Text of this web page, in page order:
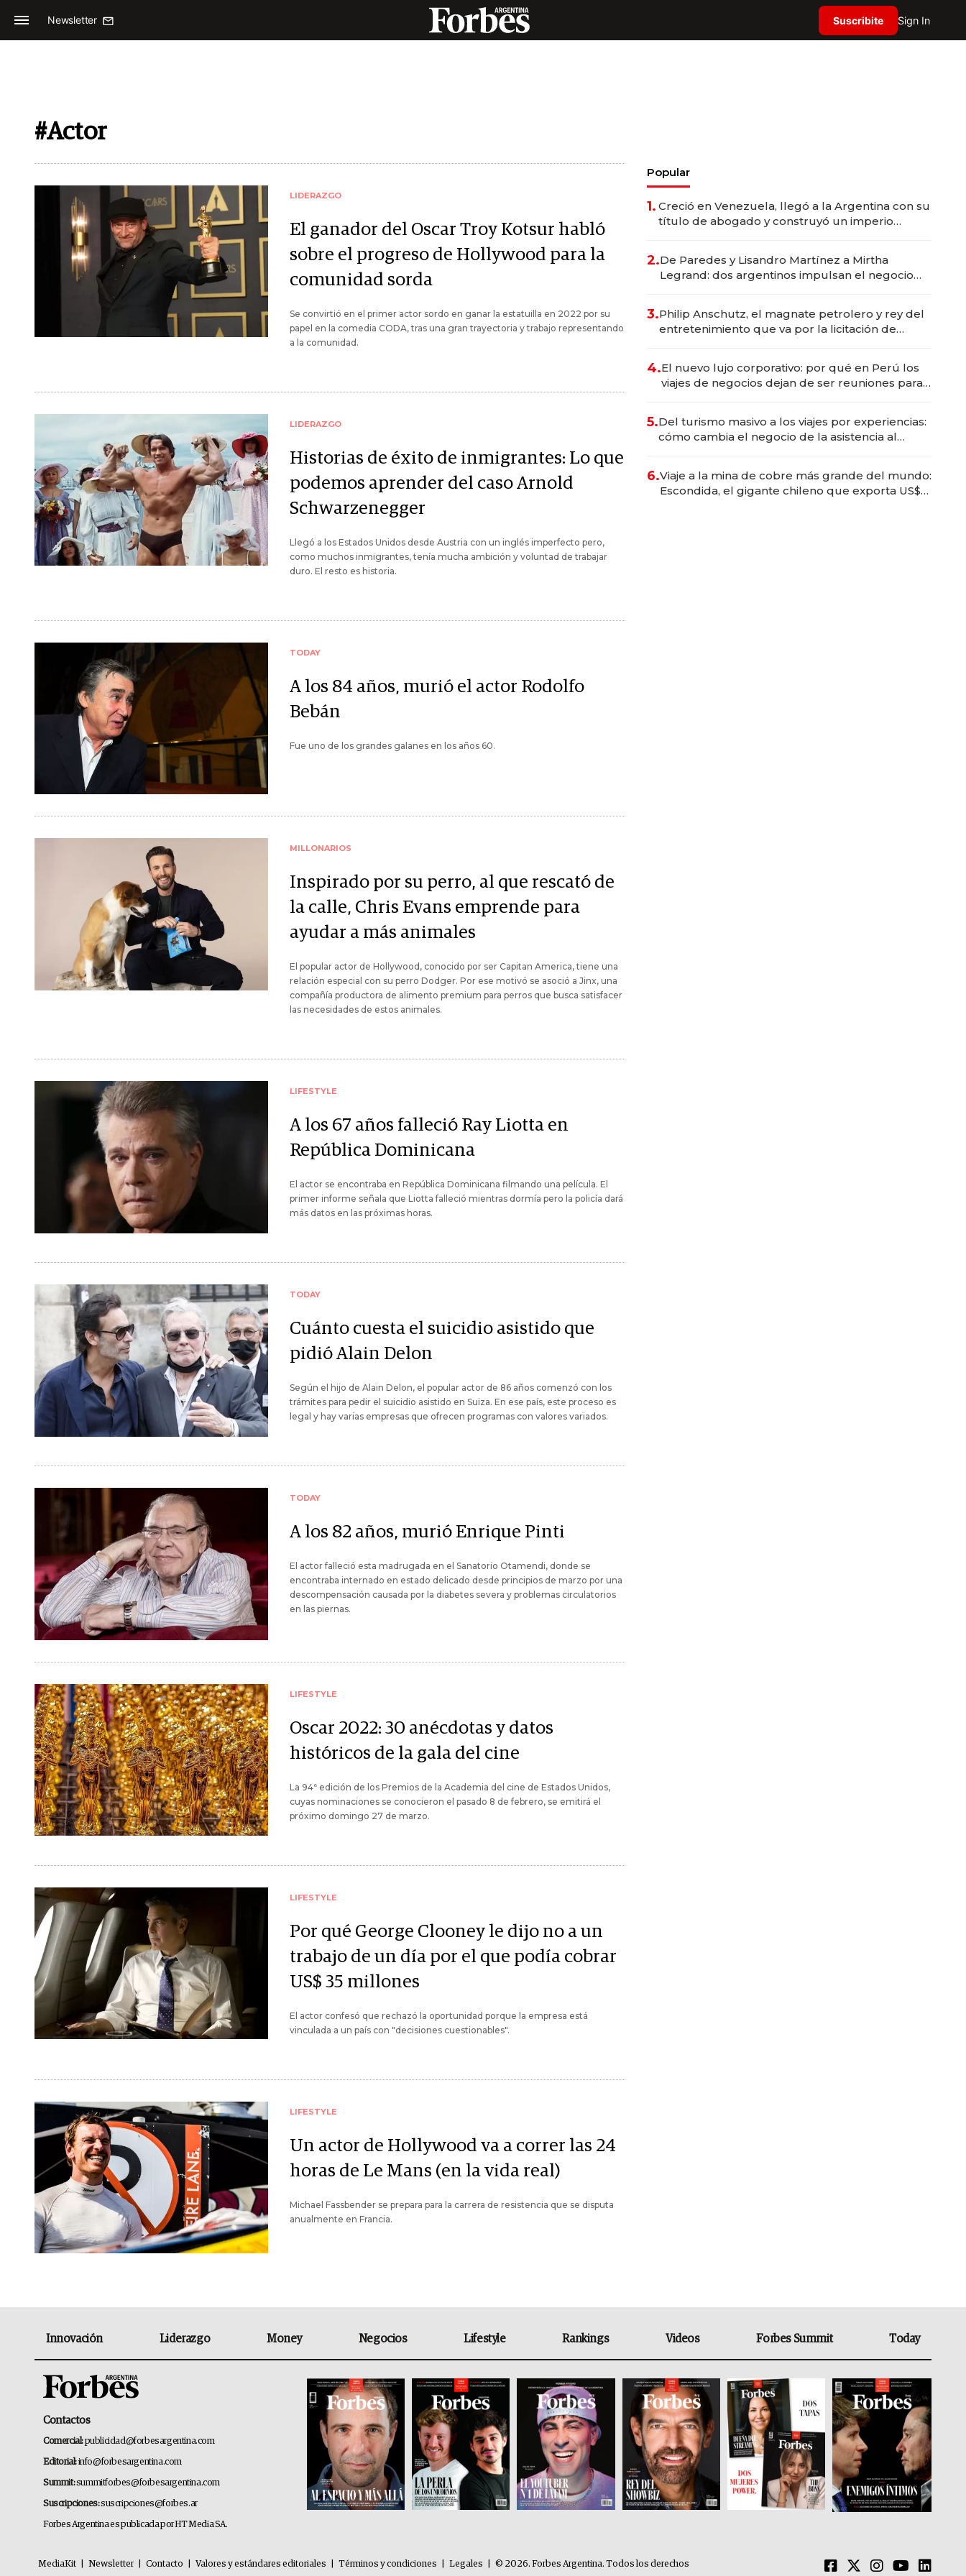
Newsletter Suscribite Sign In
#Actor
LIDERAZGO
El ganador del Oscar Troy Kotsur habló
sobre el progreso de Hollywood para la
comunidad sorda
Se convirtió en el primer actor sordo en ganar la estatuilla en 2022 por su
papel en la comedia CODA, tras una gran trayectoria y trabajo representando
a la comunidad.
LIDERAZGO
Historias de éxito de inmigrantes: Lo que
podemos aprender del caso Arnold
Schwarzenegger
Llegó a los Estados Unidos desde Austria con un inglés imperfecto pero,
como muchos inmigrantes, tenía mucha ambición y voluntad de trabajar
duro. El resto es historia.
TODAY
A los 84 años, murió el actor Rodolfo
Bebán
Fue uno de los grandes galanes en los años 60.
MILLONARIOS
Inspirado por su perro, al que rescató de
la calle, Chris Evans emprende para
ayudar a más animales
El popular actor de Hollywood, conocido por ser Capitan America, tiene una
relación especial con su perro Dodger. Por ese motivó se asoció a Jinx, una
compañía productora de alimento premium para perros que busca satisfacer
las necesidades de estos animales.
LIFESTYLE
A los 67 años falleció Ray Liotta en
República Dominicana
El actor se encontraba en República Dominicana filmando una película. El
primer informe señala que Liotta falleció mientras dormía pero la policía dará
más datos en las próximas horas.
TODAY
Cuánto cuesta el suicidio asistido que
pidió Alain Delon
Según el hijo de Alain Delon, el popular actor de 86 años comenzó con los
trámites para pedir el suicidio asistido en Suiza. En ese país, este proceso es
legal y hay varias empresas que ofrecen programas con valores variados.
TODAY
A los 82 años, murió Enrique Pinti
El actor falleció esta madrugada en el Sanatorio Otamendi, donde se
encontraba internado en estado delicado desde principios de marzo por una
descompensación causada por la diabetes severa y problemas circulatorios
en las piernas.
LIFESTYLE
Oscar 2022: 30 anécdotas y datos
históricos de la gala del cine
La 94ª edición de los Premios de la Academia del cine de Estados Unidos,
cuyas nominaciones se conocieron el pasado 8 de febrero, se emitirá el
próximo domingo 27 de marzo.
LIFESTYLE
Por qué George Clooney le dijo no a un
trabajo de un día por el que podía cobrar
US$ 35 millones
El actor confesó que rechazó la oportunidad porque la empresa está
vinculada a un país con "decisiones cuestionables".
LIFESTYLE
Un actor de Hollywood va a correr las 24
horas de Le Mans (en la vida real)
Michael Fassbender se prepara para la carrera de resistencia que se disputa
anualmente en Francia.
Popular
1. Creció en Venezuela, llegó a la Argentina con su
título de abogado y construyó un imperio
2.De Paredes y Lisandro Martínez a Mirtha
Legrand: dos argentinos impulsan el negocio
3.Philip Anschutz, el magnate petrolero y rey del
entretenimiento que va por la licitación de
4.El nuevo lujo corporativo: por qué en Perú los
viajes de negocios dejan de ser reuniones para
5.Del turismo masivo a los viajes por experiencias:
cómo cambia el negocio de la asistencia al
6.Viaje a la mina de cobre más grande del mundo:
Escondida, el gigante chileno que exporta US$
Innovación Liderazgo Money Negocios Lifestyle Rankings Videos Forbes Summit Today
Contactos
Comercial:publicidad@forbesargentina.com
Editorial:info@forbesargentina.com
Summit:summitforbes@forbesargentina.com
Suscripciones:suscripciones@forbes.ar
Forbes Argentina es publicada por HT Media SA.
MediaKit Newsletter Contacto Valores y estándares editoriales Términos y condiciones Legales © 2026. Forbes Argentina. Todos los derechos